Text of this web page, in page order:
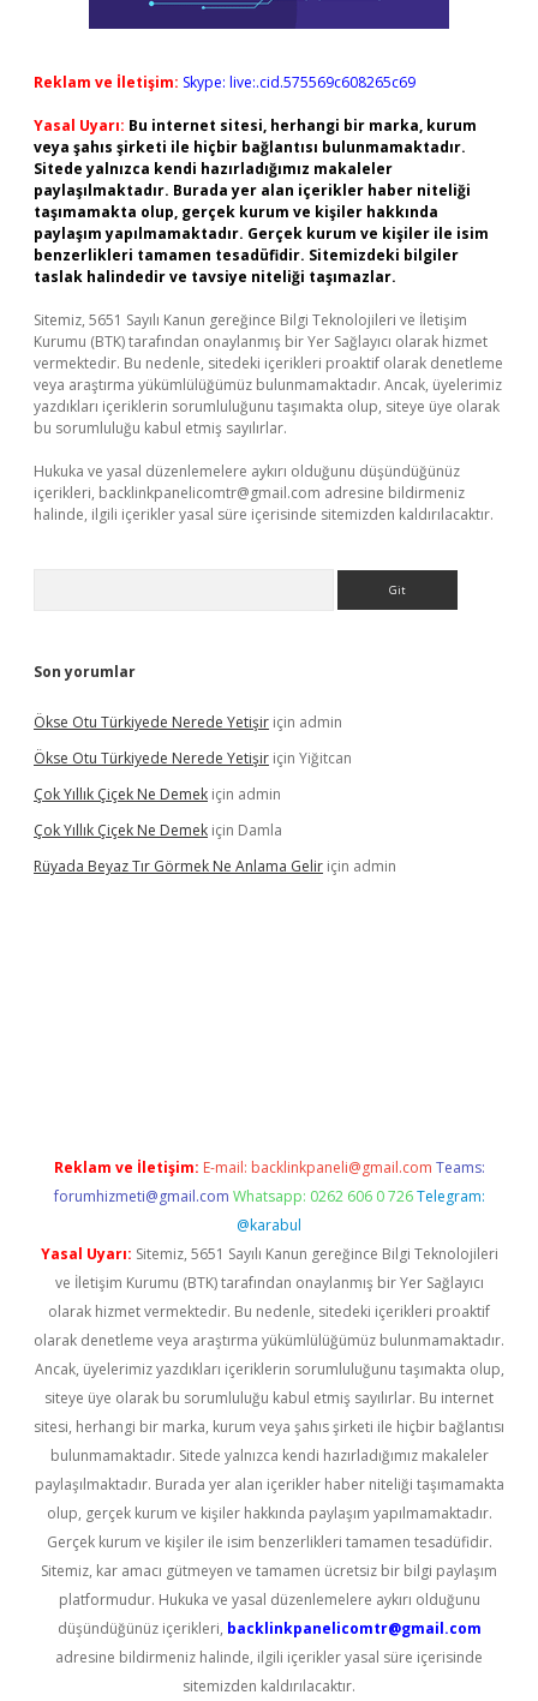
Reklam ve İletişim: Skype: live:.cid.575569c608265c69
Yasal Uyarı: Bu internet sitesi, herhangi bir marka, kurum
veya şahıs şirketi ile hiçbir bağlantısı bulunmamaktadır.
Sitede yalnızca kendi hazırladığımız makaleler
paylaşılmaktadır. Burada yer alan içerikler haber niteliği
taşımamakta olup, gerçek kurum ve kişiler hakkında
paylaşım yapılmamaktadır. Gerçek kurum ve kişiler ile isim
benzerlikleri tamamen tesadüfidir. Sitemizdeki bilgiler
taslak halindedir ve tavsiye niteliği taşımazlar.
Sitemiz, 5651 Sayılı Kanun gereğince Bilgi Teknolojileri ve İletişim
Kurumu (BTK) tarafından onaylanmış bir Yer Sağlayıcı olarak hizmet
vermektedir. Bu nedenle, sitedeki içerikleri proaktif olarak denetleme
veya araştırma yükümlülüğümüz bulunmamaktadır. Ancak, üyelerimiz
yazdıkları içeriklerin sorumluluğunu taşımakta olup, siteye üye olarak
bu sorumluluğu kabul etmiş sayılırlar.
Hukuka ve yasal düzenlemelere aykırı olduğunu düşündüğünüz
içerikleri, backlinkpanelicomtr@gmail.com adresine bildirmeniz
halinde, ilgili içerikler yasal süre içerisinde sitemizden kaldırılacaktır.
Son yorumlar
Ökse Otu Türkiyede Nerede Yetişir için admin
Ökse Otu Türkiyede Nerede Yetişir için Yiğitcan
Çok Yıllık Çiçek Ne Demek için admin
Çok Yıllık Çiçek Ne Demek için Damla
Rüyada Beyaz Tır Görmek Ne Anlama Gelir için admin
Reklam ve İletişim: E-mail: backlinkpaneli@gmail.com Teams:
forumhizmeti@gmail.com Whatsapp: 0262 606 0 726 Telegram:
@karabul
Yasal Uyarı: Sitemiz, 5651 Sayılı Kanun gereğince Bilgi Teknolojileri
ve İletişim Kurumu (BTK) tarafından onaylanmış bir Yer Sağlayıcı
olarak hizmet vermektedir. Bu nedenle, sitedeki içerikleri proaktif
olarak denetleme veya araştırma yükümlülüğümüz bulunmamaktadır.
Ancak, üyelerimiz yazdıkları içeriklerin sorumluluğunu taşımakta olup,
siteye üye olarak bu sorumluluğu kabul etmiş sayılırlar. Bu internet
sitesi, herhangi bir marka, kurum veya şahıs şirketi ile hiçbir bağlantısı
bulunmamaktadır. Sitede yalnızca kendi hazırladığımız makaleler
paylaşılmaktadır. Burada yer alan içerikler haber niteliği taşımamakta
olup, gerçek kurum ve kişiler hakkında paylaşım yapılmamaktadır.
Gerçek kurum ve kişiler ile isim benzerlikleri tamamen tesadüfidir.
Sitemiz, kar amacı gütmeyen ve tamamen ücretsiz bir bilgi paylaşım
platformudur. Hukuka ve yasal düzenlemelere aykırı olduğunu
düşündüğünüz içerikleri, backlinkpanelicomtr@gmail.com
adresine bildirmeniz halinde, ilgili içerikler yasal süre içerisinde
sitemizden kaldırılacaktır.